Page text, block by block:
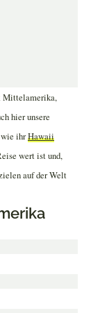
Mittelamerika,
hier unsere
wie ihrHawaii
wert ist und,
auf der Welt